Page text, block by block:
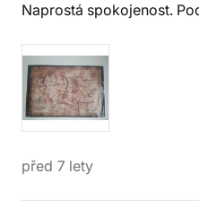
Naprostá spokojenost.
před 7 lety